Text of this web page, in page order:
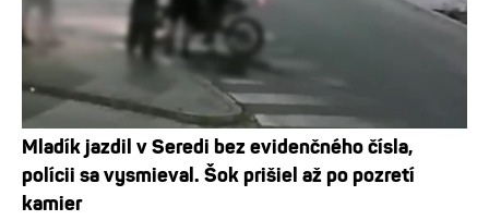
Mladík jazdil v Seredi bez evidenčného čísla,
polícii sa vysmieval. Šok prišiel až po pozretí
kamier